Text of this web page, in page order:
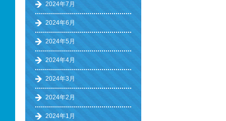
2024年7月
2024年6月
2024年5月
2024年4月
2024年3月
2024年2月
2024年1月